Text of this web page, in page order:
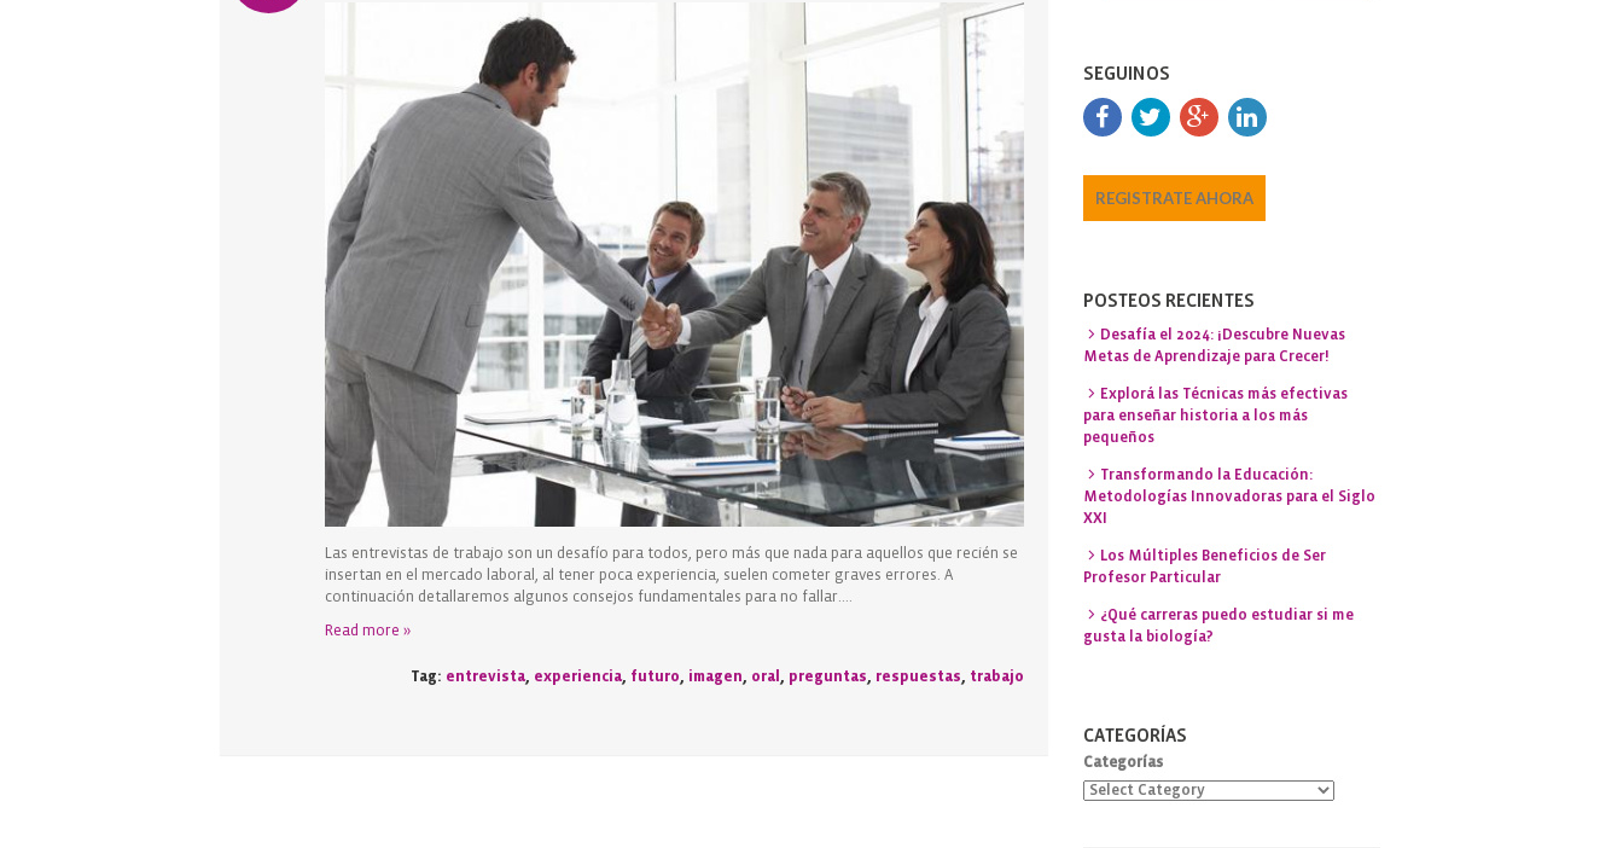
Las entrevistas de trabajo son un desafío para todos, pero más que nada para aquellos que recién se
insertan en el mercado laboral, al tener poca experiencia, suelen cometer graves errores. A
continuación detallaremos algunos consejos fundamentales para no fallar....
Read more »
Tag: entrevista, experiencia, futuro imagen oral preguntas respuestas trabajo
SEGUINOS
REGISTRATE AHORA
POSTEOS RECIENTES
Desafía el 2024: ¡Descubre Nuevas
Metas de Aprendizaje para Crecer!
Explorá las Técnicas más efectivas
para enseñar historia a los más
pequeños
Transformando la Educación:
Metodologías Innovadoras para el Siglo
XXI
Los Múltiples Beneficios de Ser
Profesor Particular
¿Qué carreras puedo estudiar si me
gusta la biología?
CATEGORÍAS
Categorías